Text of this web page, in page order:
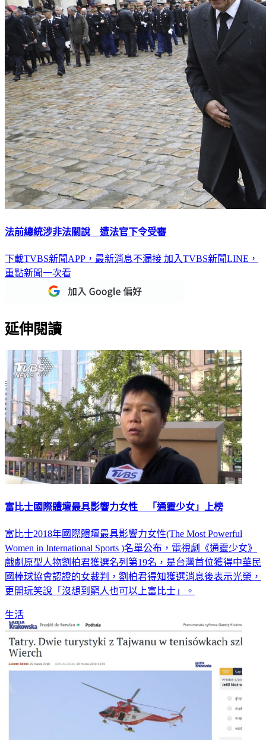
法前總統涉非法關說 遭法官下令受審
下載TVBS新聞APP，最新消息不漏接 加入TVBS新聞LINE，
重點新聞一次看
延伸閱讀
富比士國際體壇最具影響力女性 「通靈少女」上榜
富比士2018年國際體壇最具影響力女性(The Most Powerful
Women in International Sports )名單公布，電視劇《通靈少女》
戲劇原型人物劉柏君獲選名列第19名，是台灣首位獲得中華民
國棒球協會認證的女裁判，劉柏君得知獲選消息後表示光榮，
更開玩笑說「沒想到窮人也可以上富比士」。
生活